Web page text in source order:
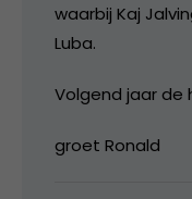
waarbij Kaj
Luba.
Volgend jaar de
groet Ronald